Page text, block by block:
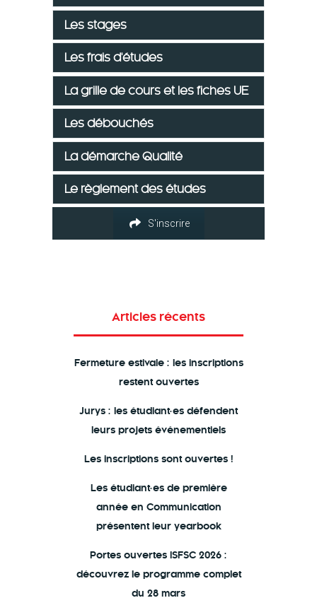
Les stages
Les frais d'études
La grille de cours et les fiches UE
Les débouchés
La démarche Qualité
Le règlement des études
S'inscrire
Articles récents
Fermeture estivale : les inscriptions
restent ouvertes
Jurys : les étudiant·es défendent
leurs projets événementiels
Les inscriptions sont ouvertes !
Les étudiant·es de première
année en Communication
présentent leur yearbook
Portes ouvertes ISFSC 2026 :
découvrez le programme complet
du 28 mars